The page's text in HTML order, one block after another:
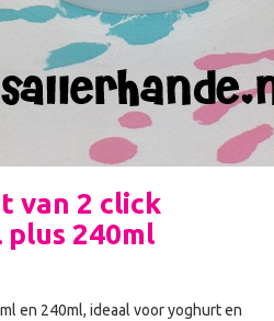
van 2 click
plus 240ml
en 240ml, ideaal voor yoghurt en